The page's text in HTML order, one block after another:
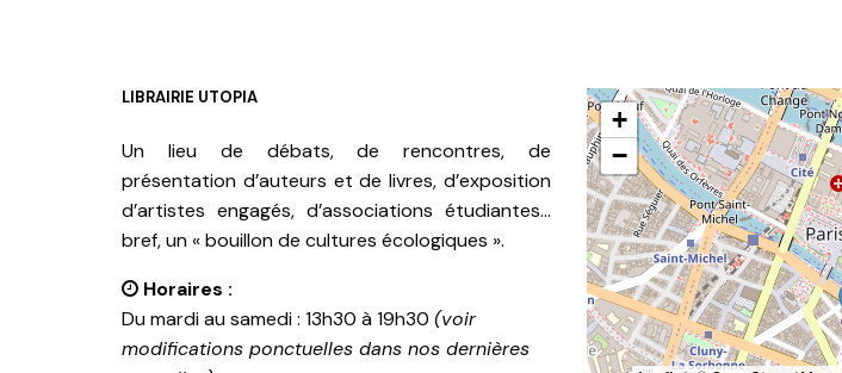
LIBRAIRIE UTOPIA
Un lieu de débats, de rencontres, de
présentation d’auteurs et de livres, d’exposition
d’artistes engagés, d’associations étudiantes…
bref, un « bouillon de cultures écologiques ».
Horaires :
Du mardi au samedi : 13h30 à 19h30 (voir
modifications ponctuelles dans nos dernières
+
−